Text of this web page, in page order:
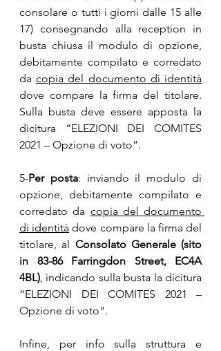
consolare o tutti i giorni dalle 15 alle
17) consegnando alla reception in
busta chiusa il modulo di opzione,
debitamente compilato e corredato
da copia del documento di identità
dove compare la firma del titolare.
Sulla busta deve essere apposta la
dicitura “ELEZIONI DEI COMITES
2021 – Opzione di voto”.
5-Per posta: inviando il modulo di
opzione, debitamente compilato e
corredato da copia del documento
di identità dove compare la firma del
titolare, al Consolato Generale (sito
in 83-86 Farringdon Street, EC4A
4BL) , indicando sulla busta la dicitura
“ELEZIONI DEI COMITES 2021 –
Opzione di voto".
Infine, per info sulla struttura e